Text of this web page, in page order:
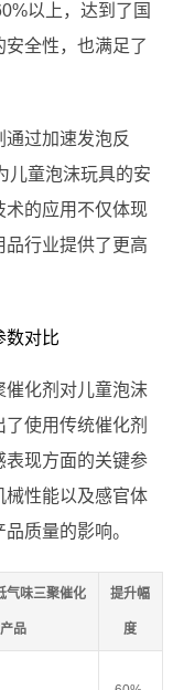
以上，达到了国
全性，也满足了
过加速发泡反
儿童泡沫玩具的安
术的应用不仅体现
品行业提供了更高
数对比
催化剂对儿童泡沫
使用传统催化剂
表现方面的关键参
械性能以及感官体
质量的影响。
气味三聚催化
品
提升幅
度